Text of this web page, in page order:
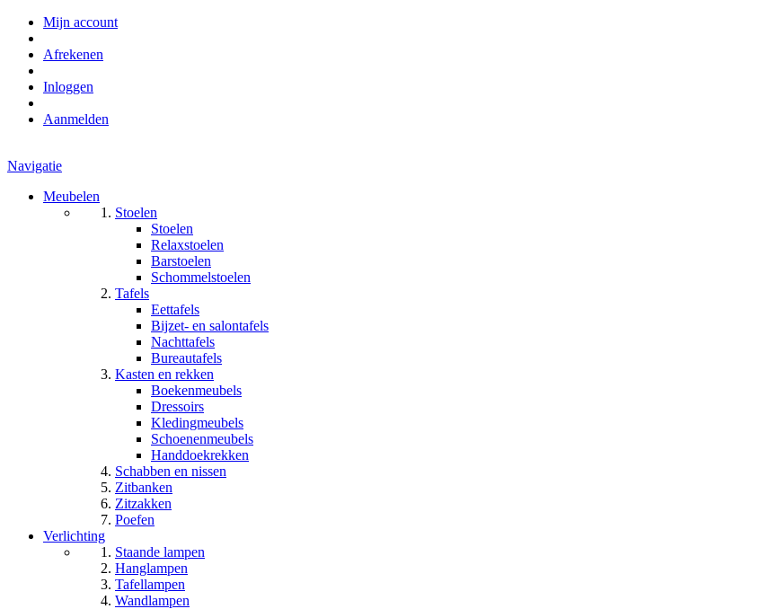
Mijn account
Afrekenen
Inloggen
Aanmelden
Navigatie
Meubelen
Stoelen
Stoelen
Relaxstoelen
Barstoelen
Schommelstoelen
Tafels
Eettafels
Bijzet- en salontafels
Nachttafels
Bureautafels
Kasten en rekken
Boekenmeubels
Dressoirs
Kledingmeubels
Schoenenmeubels
Handdoekrekken
Schabben en nissen
Zitbanken
Zitzakken
Poefen
Verlichting
Staande lampen
Hanglampen
Tafellampen
Wandlampen